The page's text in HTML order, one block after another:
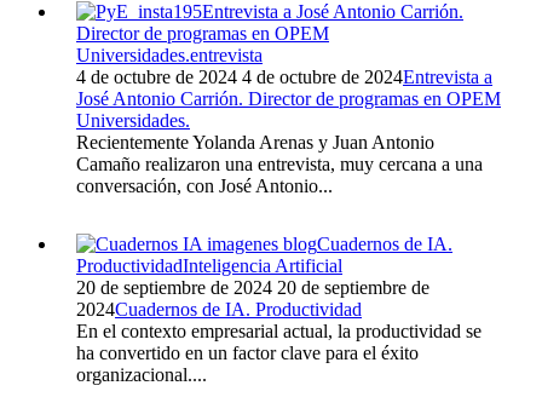
Entrevista a José Antonio Carrión.
Director de programas en OPEM
Universidades.entrevista
4 de octubre de 2024 4 de octubre de 2024Entrevista a
José Antonio Carrión. Director de programas en OPEM
Universidades.
Recientemente Yolanda Arenas y Juan Antonio
Camaño realizaron una entrevista, muy cercana a una
conversación, con José Antonio...
Cuadernos de IA.
ProductividadInteligencia Artificial
20 de septiembre de 2024 20 de septiembre de
2024Cuadernos de IA. Productividad
En el contexto empresarial actual, la productividad se
ha convertido en un factor clave para el éxito
organizacional....